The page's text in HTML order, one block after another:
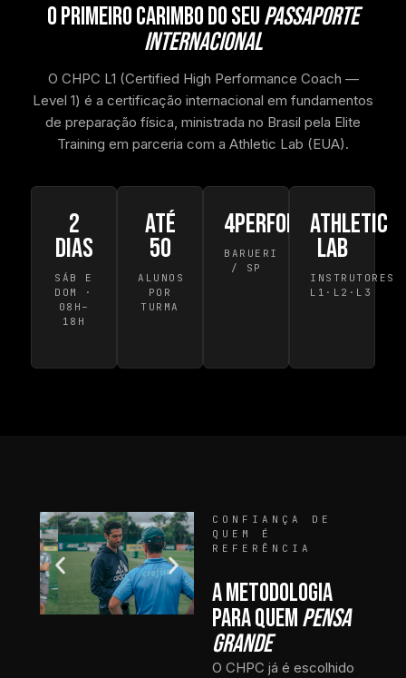
O PRIMEIRO CARIMBO DO SEUPASSAPORTE
INTERNACIONAL
O CHPC L1 (Certified High Performance Coach —
Level 1) é a certificação internacional em fundamentos
de preparação física, ministrada no Brasil pela Elite
Training em parceria com a Athletic Lab (EUA).
2
dias
SÁB E
DOM ·
08H–
18H
até
50
ALUNOS
POR
TURMA
4PERFORM
BARUERI
/ SP
Athletic
Lab
INSTRUTORES
L1·L2·L3
CONFIANÇA DE
QUEM É
REFERÊNCIA
A METODOLOGIA
PARA QUEMPENSA
GRANDE
O CHPC já é escolhido